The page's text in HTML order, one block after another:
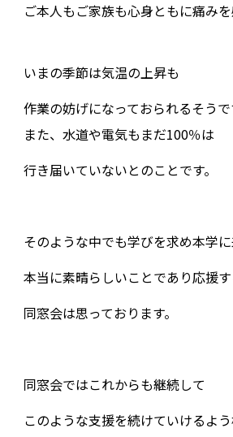
ご本人もご家族も心身ともに痛みを
いまの季節は気温の上昇も
作業の妨げになっておられるそうで
また、水道や電気もまだ100％は
行き届いていないとのことです。
そのような中でも学びを求め本学
本当に素晴らしいことであり応援
同窓会は思っております。
同窓会ではこれからも継続して
このような支援を続けていけるよう